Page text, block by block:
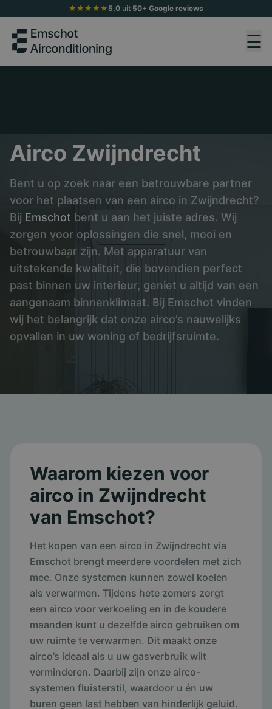
★★★★★ 5,0 uit 50+ Google reviews
☰
Airco Zwijndrecht
Bent u op zoek naar een betrouwbare partner
voor het plaatsen van een airco in Zwijndrecht?
Bij Emschot bent u aan het juiste adres. Wij
zorgen voor oplossingen die snel, mooi en
betrouwbaar zijn. Met apparatuur van
uitstekende kwaliteit, die bovendien perfect
past binnen uw interieur, geniet u altijd van een
aangenaam binnenklimaat. Bij Emschot vinden
wij het belangrijk dat onze airco’s nauwelijks
opvallen in uw woning of bedrijfsruimte.
Waarom kiezen voor
airco in Zwijndrecht
van Emschot?
Het kopen van een airco in Zwijndrecht via
Emschot brengt meerdere voordelen met zich
mee. Onze systemen kunnen zowel koelen
als verwarmen. Tijdens hete zomers zorgt
een airco voor verkoeling en in de koudere
maanden kunt u dezelfde airco gebruiken om
uw ruimte te verwarmen. Dit maakt onze
airco’s ideaal als u uw gasverbruik wilt
verminderen. Daarbij zijn onze airco-
systemen fluisterstil, waardoor u én uw
buren geen last hebben van hinderlijk geluid.